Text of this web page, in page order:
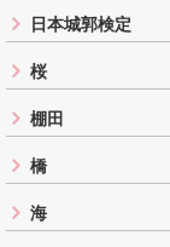
日本城郭検定
桜
棚田
橋
海